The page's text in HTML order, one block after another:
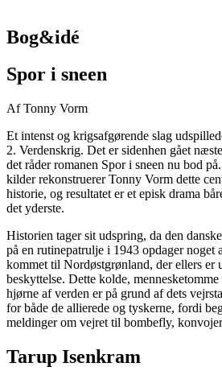
Bog&idé
Spor i sneen
Af Tonny Vorm
Et intenst og krigsafgørende slag
2. Verdenskrig. Det er sidenhen gået
det råder romanen Spor i sneen nu bod
kilder rekonstruerer Tonny Vorm dette
historie, og resultatet er et episk drama
det yderste.
Historien tager sit udspring, da den
på en rutinepatrulje i 1943 opdager noget
kommet til Nordøstgrønland, der ellers er
beskyttelse. Dette kolde,
hjørne af verden er på grund af dets
for både de allierede og tyskerne, fordi
meldinger om vejret til bombefly,
Tarup Isenkram